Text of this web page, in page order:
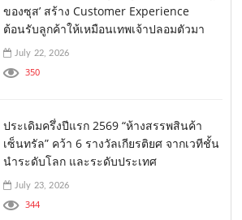
ของซุส’ สร้าง Customer Experience
ต้อนรับลูกค้าให้เหมือนเทพเจ้าปลอมตัวมา
July 22, 2026
350
ประเดิมครึ่งปีแรก 2569 “ห้างสรรพสินค้า
เซ็นทรัล” คว้า 6 รางวัลเกียรติยศ จากเวทีชั้น
นำระดับโลก และระดับประเทศ
July 23, 2026
344